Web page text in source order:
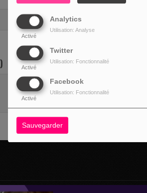
Analytics
Activé
Utilisation: Analyse
Twitter
Activé
Utilisation: Fonctionnalité
Facebook
Activé
Utilisation: Fonctionnalité
Sauvegarder
Vous devez être connecté pour commenter